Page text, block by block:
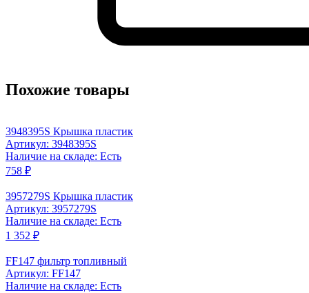
Похожие товары
3948395S Крышка пластик
Артикул: 3948395S
Наличие на складе: Есть
758 ₽
3957279S Крышка пластик
Артикул: 3957279S
Наличие на складе: Есть
1 352 ₽
FF147 фильтр топливный
Артикул: FF147
Наличие на складе: Есть